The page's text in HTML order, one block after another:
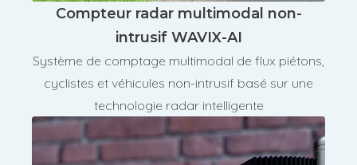
Compteur radar multimodal non-
intrusif WAVIX-AI
Système de comptage multimodal de flux piétons,
cyclistes et véhicules non-intrusif basé sur une
technologie radar intelligente